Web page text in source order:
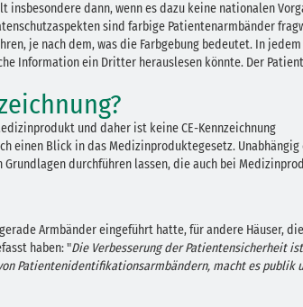
insbesondere dann, wenn es dazu keine nationalen
sind farbige Patientenarmbänder
je nach dem, was die Farbgebung bedeutet. In
Information ein Dritter herauslesen könnte. Der
und daher ist keine CE-Kennzeichnung
einen Blick in das Medizinproduktegesetz. Unabhängig
durchführen lassen, die auch bei
Armbänder eingeführt hatte, für andere Häuser,
haben: "Die Verbesserung der Patientensicherheit
Patientenidentifikationsarmbändern, macht es publik